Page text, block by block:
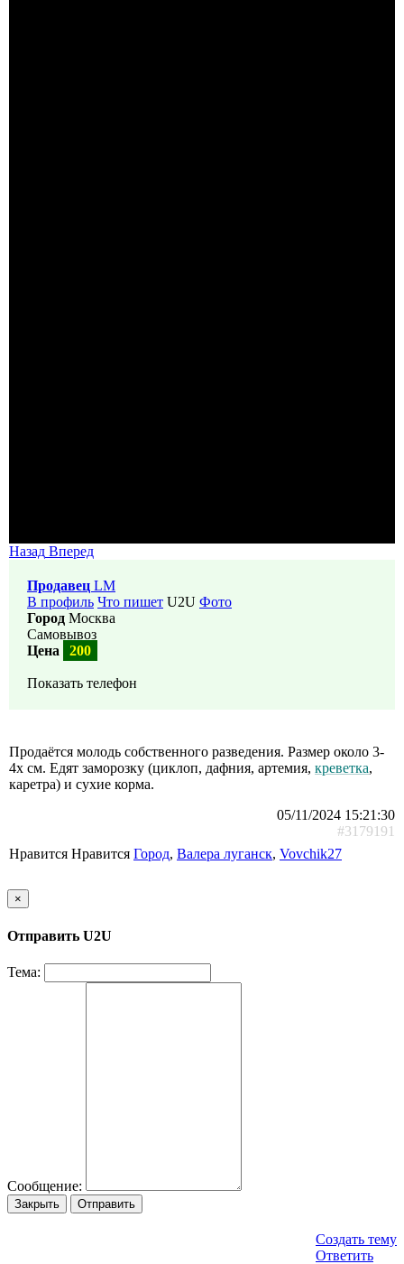
Назад Вперед
Продавец LM
В профиль Что пишет U2U Фото
Город Москва
Самовывоз
Цена
200
Показать телефон
Продаётся молодь собственного разведения. Размер около 3-
4х см. Едят заморозку (циклоп, дафния, артемия, креветка,
каретра) и сухие корма.
05/11/2024 15:21:30
#3179191
Нравится Нравится Город, Валера луганск, Vovchik27
×
Отправить U2U
Тема:
Сообщение:
Закрыть Отправить
Создать тему
Ответить